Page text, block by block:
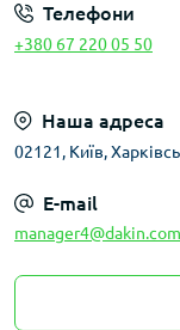
Телефони
+380 67 220 05 50
Наша адреса
02121, Київ,
E-mail